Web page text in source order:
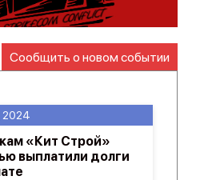
публикацию
API
Сообщить о новом событии
2024
«Кит Строй»
выплатили долги